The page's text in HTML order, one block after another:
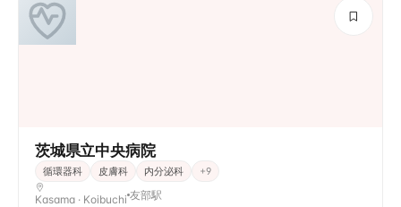
茨城県立中央病院
循環器科 皮膚科 内分泌科 +9
Kasama · Koibuchi 友部駅